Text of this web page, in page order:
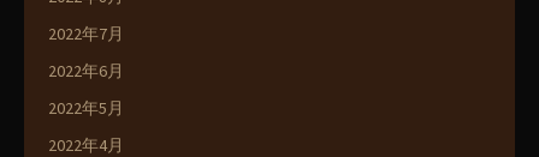
2022年7月
2022年6月
2022年5月
2022年4月